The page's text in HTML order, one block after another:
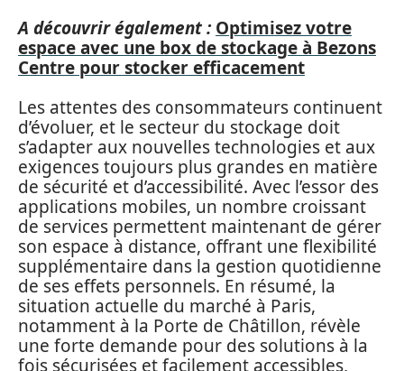
A découvrir également : Optimisez votre
espace avec une box de stockage à Bezons
Centre pour stocker efficacement
Les attentes des consommateurs continuent
d’évoluer, et le secteur du stockage doit
s’adapter aux nouvelles technologies et aux
exigences toujours plus grandes en matière
de sécurité et d’accessibilité. Avec l’essor des
applications mobiles, un nombre croissant
de services permettent maintenant de gérer
son espace à distance, offrant une flexibilité
supplémentaire dans la gestion quotidienne
de ses effets personnels. En résumé, la
situation actuelle du marché à Paris,
notamment à la Porte de Châtillon, révèle
une forte demande pour des solutions à la
fois sécurisées et facilement accessibles,